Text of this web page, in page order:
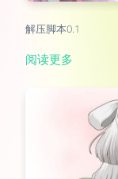
解压脚本0.1
阅读更多